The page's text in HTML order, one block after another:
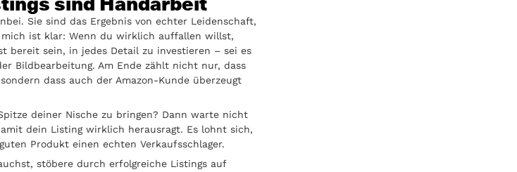
Sie sind das Ergebnis von echter Leidenschaft,
ist klar: Wenn du wirklich auffallen willst,
bereit sein, in jedes Detail zu investieren – sei es
Bildbearbeitung. Am Ende zählt nicht nur, dass
dass auch der Amazon-Kunde überzeugt
deiner Nische zu bringen? Dann warte nicht
dein Listing wirklich herausragt. Es lohnt sich,
Produkt einen echten Verkaufsschlager.
stöbere durch erfolgreiche Listings auf